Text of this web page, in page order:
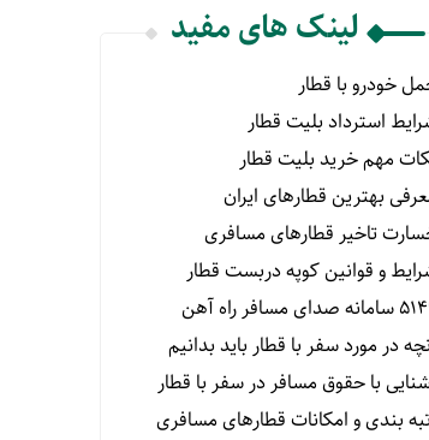
لینک های مفید
خودرو با قطار
استرداد بلیت قطار
مهم خرید بلیت قطار
بهترین قطارهای ایران
تاخیر قطارهای مسافری
و قوانین کوپه دربست قطار
صدای مسافر راه آهن
در مورد سفر با قطار باید بدانیم
با حقوق مسافر در سفر با قطار
بندی و امکانات قطارهای مسافری